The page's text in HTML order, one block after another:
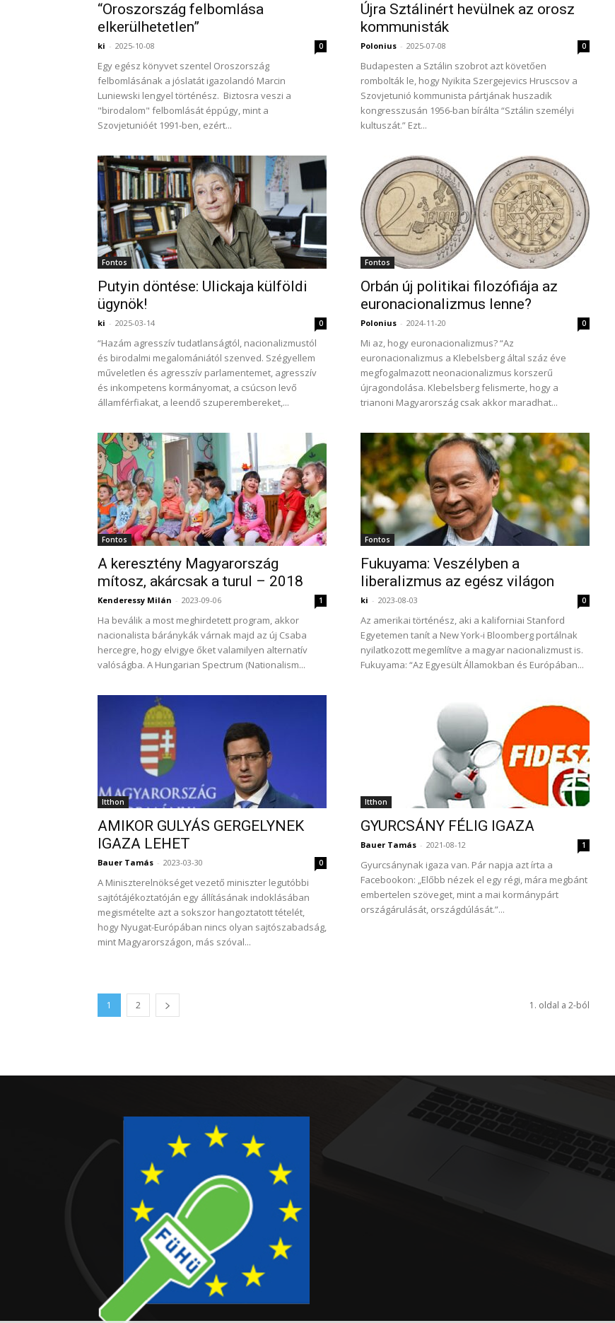
“Oroszország felbomlása
elkerülhetetlen”
ki - 2025-10-08 0
Egy egész könyvet szentel Oroszország
felbomlásának a jóslatát igazolandó Marcin
Luniewski lengyel történész. Biztosra veszi a
"birodalom" felbomlását éppúgy, mint a
Szovjetunióét 1991-ben, ezért...
Újra Sztálinért hevülnek az orosz
kommunisták
Polonius - 2025-07-08 0
Budapesten a Sztálin szobrot azt követően
rombolták le, hogy Nyikita Szergejevics Hruscsov a
Szovjetunió kommunista pártjának huszadik
kongresszusán 1956-ban bírálta “Sztálin személyi
kultuszát.” Ezt...
Fontos
Putyin döntése: Ulickaja külföldi
ügynök!
ki - 2025-03-14 0
“Hazám agresszív tudatlanságtól, nacionalizmustól
és birodalmi megalomániától szenved. Szégyellem
műveletlen és agresszív parlamentemet, agresszív
és inkompetens kormányomat, a csúcson levő
államférfiakat, a leendő szuperembereket,...
Fontos
Orbán új politikai filozófiája az
euronacionalizmus lenne?
Polonius - 2024-11-20 0
Mi az, hogy euronacionalizmus? “Az
euronacionalizmus a Klebelsberg által száz éve
megfogalmazott neonacionalizmus korszerű
újragondolása. Klebelsberg felismerte, hogy a
trianoni Magyarország csak akkor maradhat...
Fontos
A keresztény Magyarország
mítosz, akárcsak a turul – 2018
Kenderessy Milán - 2023-09-06 1
Ha beválik a most meghirdetett program, akkor
nacionalista báránykák várnak majd az új Csaba
hercegre, hogy elvigye őket valamilyen alternatív
valóságba. A Hungarian Spectrum (Nationalism...
Fontos
Fukuyama: Veszélyben a
liberalizmus az egész világon
ki - 2023-08-03 0
Az amerikai történész, aki a kaliforniai Stanford
Egyetemen tanít a New York-i Bloomberg portálnak
nyilatkozott megemlítve a magyar nacionalizmust is.
Fukuyama: “Az Egyesült Államokban és Európában...
Itthon
AMIKOR GULYÁS GERGELYNEK
IGAZA LEHET
Bauer Tamás - 2023-03-30 0
A Miniszterelnökséget vezető miniszter legutóbbi
sajtótájékoztatóján egy állításának indoklásában
megismételte azt a sokszor hangoztatott tételét,
hogy Nyugat-Európában nincs olyan sajtószabadság,
mint Magyarországon, más szóval...
Itthon
GYURCSÁNY FÉLIG IGAZA
Bauer Tamás - 2021-08-12 1
Gyurcsánynak igaza van. Pár napja azt írta a
Facebookon: „Előbb nézek el egy régi, mára megbánt
embertelen szöveget, mint a mai kormánypárt
országárulását, országdúlását.”...
1 2 1. oldal a 2-ból